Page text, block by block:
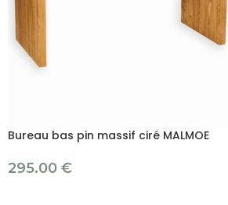
Bureau bas pin massif ciré MALMOE
295.00 €